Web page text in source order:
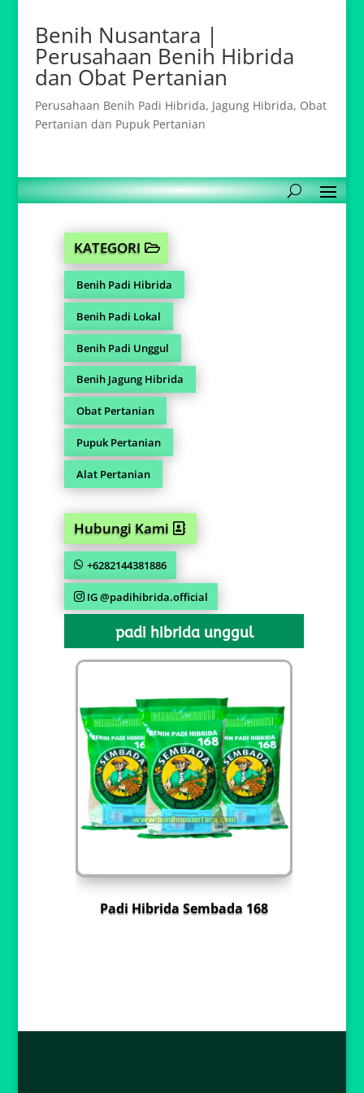
Benih Nusantara |
Perusahaan Benih Hibrida
dan Obat Pertanian
Perusahaan Benih Padi Hibrida, Jagung Hibrida, Obat
Pertanian dan Pupuk Pertanian
KATEGORI
Benih Padi Hibrida
Benih Padi Lokal
Benih Padi Unggul
Benih Jagung Hibrida
Obat Pertanian
Pupuk Pertanian
Alat Pertanian
Hubungi Kami
+6282144381886
IG @padihibrida.official
padi hibrida unggul
Padi Hibrida Sembada 168